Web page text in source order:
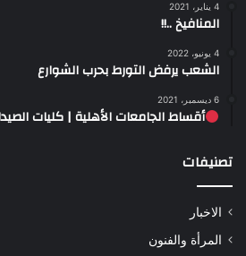
4 يناير، 2021
المنافيخ ..!!
4 يونيو، 2022
الشعب يرفض التورط بحرب الشوارع
6 ديسمبر، 2021
أقساط الجامعات الأهلية | كليات
تصنيفات
الاخبار
المرأة والفنون